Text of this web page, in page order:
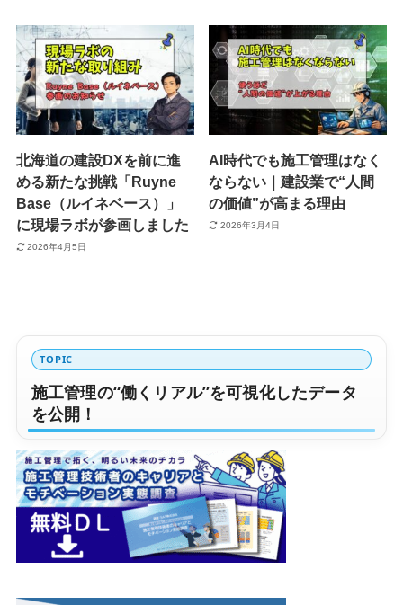
北海道の建設DXを前に進
める新たな挑戦「Ruyne
Base（ルイネベース）」
に現場ラボが参画しました
2026年4月5日
AI時代でも施工管理はなく
ならない｜建設業で“人間
の価値”が高まる理由
2026年3月4日
TOPIC
施工管理の“働くリアル”を可視化したデータ
を公開！